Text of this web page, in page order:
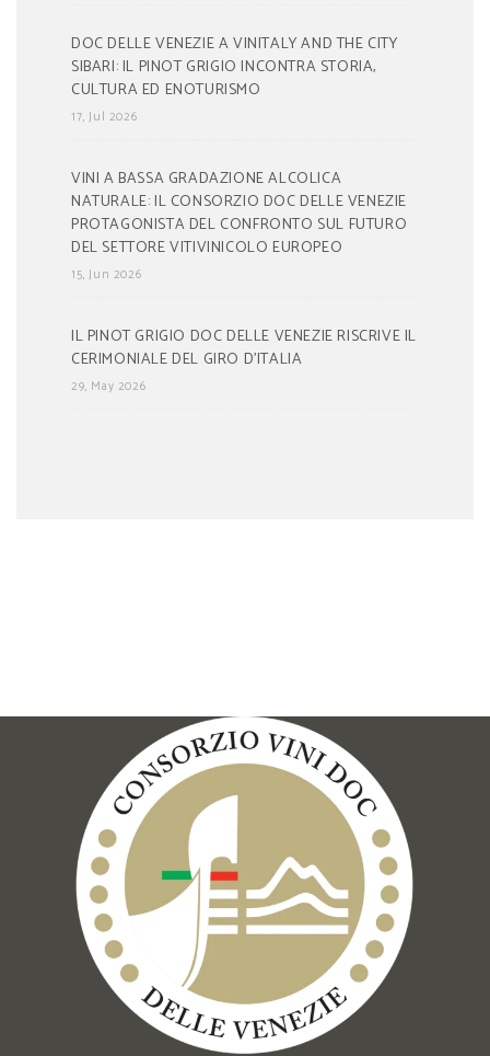
DOC DELLE VENEZIE A VINITALY AND THE CITY
SIBARI: IL PINOT GRIGIO INCONTRA STORIA,
CULTURA ED ENOTURISMO
17, Jul 2026
VINI A BASSA GRADAZIONE ALCOLICA
NATURALE: IL CONSORZIO DOC DELLE VENEZIE
PROTAGONISTA DEL CONFRONTO SUL FUTURO
DEL SETTORE VITIVINICOLO EUROPEO
15, Jun 2026
IL PINOT GRIGIO DOC DELLE VENEZIE RISCRIVE IL
CERIMONIALE DEL GIRO D’ITALIA
29, May 2026